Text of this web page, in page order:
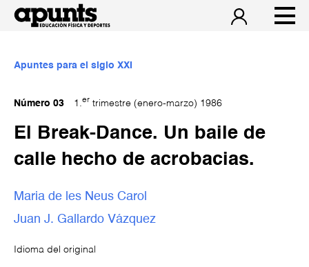
Apuntes para el siglo XXI
Número 03 1. er trimestre (enero-marzo) 1986
El Break-Dance. Un baile de
calle hecho de acrobacias.
Maria de les Neus Carol
Juan J. Gallardo Vázquez
Idioma del original